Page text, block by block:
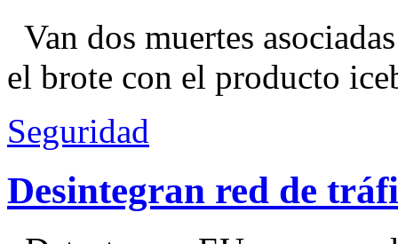
Van dos muertes
el brote con el producto
Seguridad
Desintegran red de